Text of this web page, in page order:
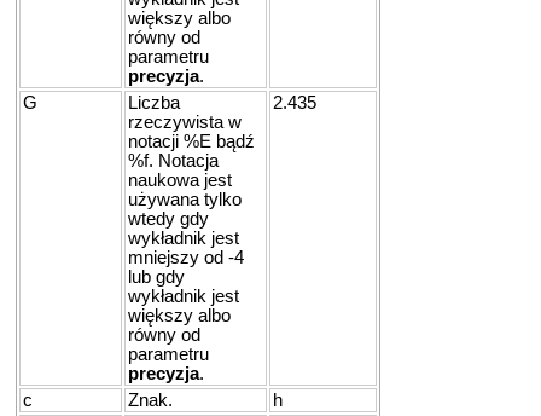
większy albo
równy od
parametru
precyzja.
G
Liczba
rzeczywista w
notacji %E bądź
%f. Notacja
naukowa jest
używana tylko
wtedy gdy
wykładnik jest
mniejszy od -4
lub gdy
wykładnik jest
większy albo
równy od
parametru
precyzja.
2.435
c Znak.
h